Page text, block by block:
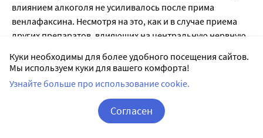
влиянием алкоголя не усиливалось после прима
венлафаксина. Несмотря на это, как и в случае приема
других препаратов, влияющих на центральную нервную
рекомендуется употребление алкогольных напитков.
На фоне приема венлафаксина следует соблюдать
особую осторожность при электросудорожной терапии,
так как опыт применения венлафаксина в этих условиях
Куки необходимы для более удобного посещения сайтов.
Мы используем куки для вашего комфорта!
Узнайте больше про использование cookie.
Согласен